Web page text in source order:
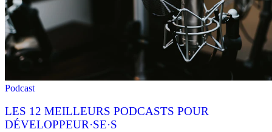
Podcast
LES 12 MEILLEURS PODCASTS POUR
DÉVELOPPEUR·SE·S